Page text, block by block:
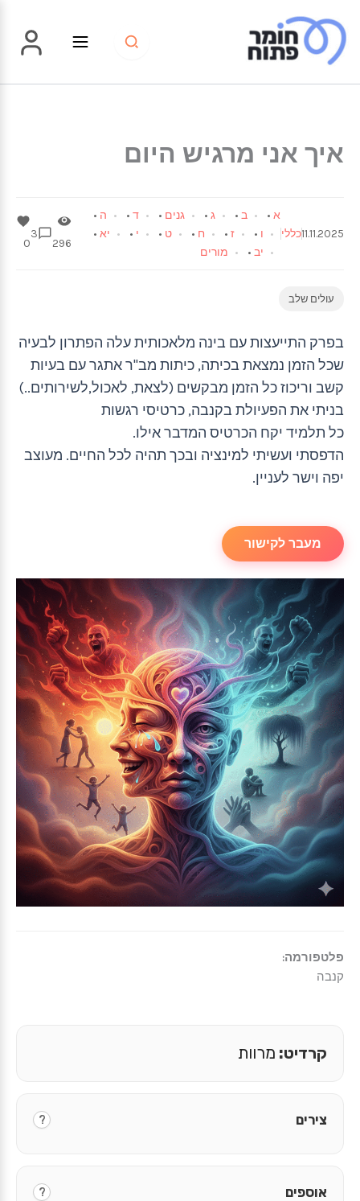
לתוכן
איך אני מרגיש היום
11.11.2025כללי
א• ב• ג• גנים • ד• ה •
ו • ז• ח • ט • י • יא•
יב• מורים
296
3
0
עולים שלב
בפרק התייעצות עם בינה מלאכותית עלה הפתרון לבעיה
שכל הזמן נמצאת בכיתה, כיתות מב"ר אתגר עם בעיות
קשב וריכוז כל הזמן מבקשים (לצאת, לאכול,לשירותים..)
בניתי את הפעיולת בקנבה, כרטיסי רגשות
כל תלמיד יקח הכרטיס המדבר אילו.
הדפסתי ועשיתי למינציה ובכך תהיה לכל החיים. מעוצב
יפה וישר לעניין.
מעבר לקישור
פלטפורמה:
קנבה
קרדיט: מרוות
צירים ?
אוספים ?